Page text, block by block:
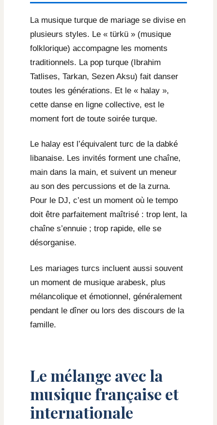
La musique turque de mariage se divise en
plusieurs styles. Le « türkü » (musique
folklorique) accompagne les moments
traditionnels. La pop turque (Ibrahim
Tatlises, Tarkan, Sezen Aksu) fait danser
toutes les générations. Et le « halay »,
cette danse en ligne collective, est le
moment fort de toute soirée turque.
Le halay est l’équivalent turc de la dabké
libanaise. Les invités forment une chaîne,
main dans la main, et suivent un meneur
au son des percussions et de la zurna.
Pour le DJ, c’est un moment où le tempo
doit être parfaitement maîtrisé : trop lent, la
chaîne s’ennuie ; trop rapide, elle se
désorganise.
Les mariages turcs incluent aussi souvent
un moment de musique arabesk, plus
mélancolique et émotionnel, généralement
pendant le dîner ou lors des discours de la
famille.
Le mélange avec la
musique française et
internationale